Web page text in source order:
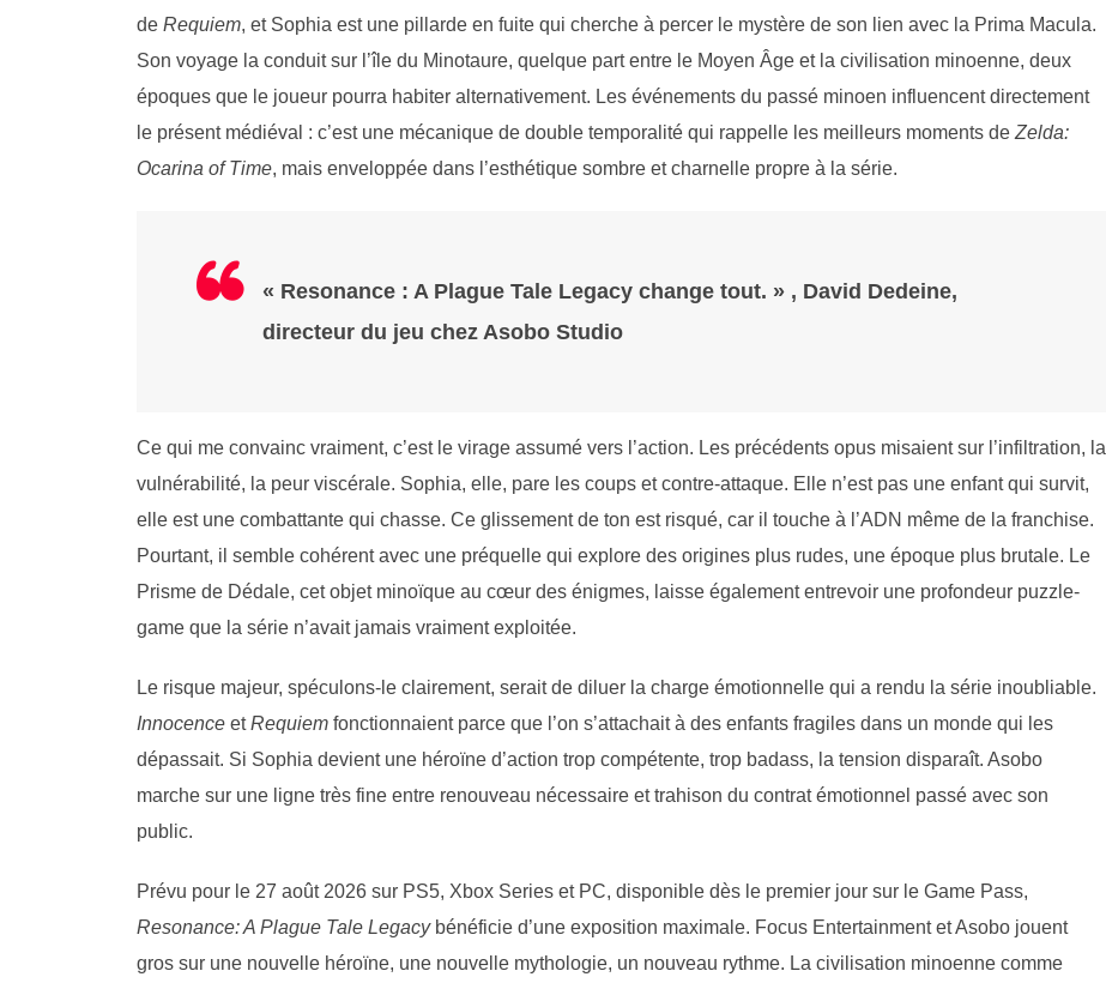
de Requiem, et Sophia est une pillarde en fuite qui cherche à percer le mystère de son lien avec la Prima Macula.
Son voyage la conduit sur l’île du Minotaure, quelque part entre le Moyen Âge et la civilisation minoenne, deux
époques que le joueur pourra habiter alternativement. Les événements du passé minoen influencent directement
le présent médiéval : c’est une mécanique de double temporalité qui rappelle les meilleurs moments de Zelda:
Ocarina of Time, mais enveloppée dans l’esthétique sombre et charnelle propre à la série.
« Resonance : A Plague Tale Legacy change tout. » , David Dedeine,
directeur du jeu chez Asobo Studio
Ce qui me convainc vraiment, c’est le virage assumé vers l’action. Les précédents opus misaient sur l’infiltration, la
vulnérabilité, la peur viscérale. Sophia, elle, pare les coups et contre-attaque. Elle n’est pas une enfant qui survit,
elle est une combattante qui chasse. Ce glissement de ton est risqué, car il touche à l’ADN même de la franchise.
Pourtant, il semble cohérent avec une préquelle qui explore des origines plus rudes, une époque plus brutale. Le
Prisme de Dédale, cet objet minoïque au cœur des énigmes, laisse également entrevoir une profondeur puzzle-
game que la série n’avait jamais vraiment exploitée.
Le risque majeur, spéculons-le clairement, serait de diluer la charge émotionnelle qui a rendu la série inoubliable.
Innocence etRequiem fonctionnaient parce que l’on s’attachait à des enfants fragiles dans un monde qui les
dépassait. Si Sophia devient une héroïne d’action trop compétente, trop badass, la tension disparaît. Asobo
marche sur une ligne très fine entre renouveau nécessaire et trahison du contrat émotionnel passé avec son
public.
Prévu pour le 27 août 2026 sur PS5, Xbox Series et PC, disponible dès le premier jour sur le Game Pass,
Resonance: A Plague Tale Legacybénéficie d’une exposition maximale. Focus Entertainment et Asobo jouent
gros sur une nouvelle héroïne, une nouvelle mythologie, un nouveau rythme. La civilisation minoenne comme